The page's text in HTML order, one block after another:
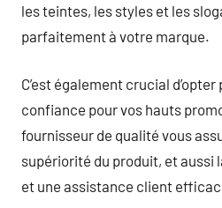
les teintes, les styles et les
parfaitement à votre marque.
C’est également crucial
confiance pour vos hauts
fournisseur de qualité vous
supériorité du produit, et aussi
et une assistance client